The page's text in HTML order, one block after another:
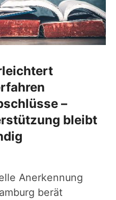
–
bleibt
Anerkennung
berät